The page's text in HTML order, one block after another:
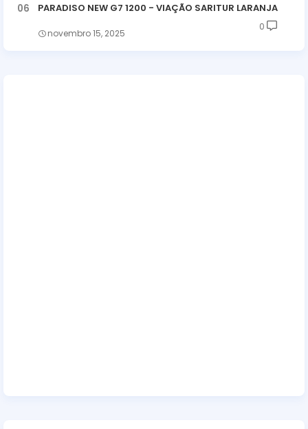
PARADISO NEW G7 1200 - VIAÇÃO SARITUR LARANJA
novembro 15, 2025
0